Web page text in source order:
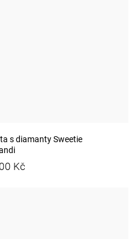
s diamanty Sweetie
Kč